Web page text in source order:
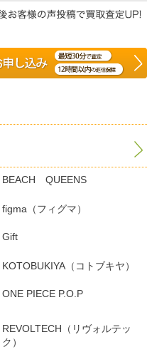
BEACH QUEENS
figma（フィグマ）
Gift
KOTOBUKIYA（コトブキヤ）
ONE PIECE P.O.P
REVOLTECH（リヴォルテッ
ク）